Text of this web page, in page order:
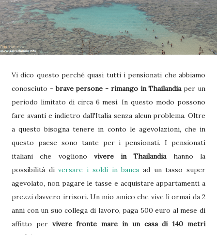
Vi dico questo perché quasi tutti i pensionati che abbiamo
conosciuto -brave persone - rimango in Thailandiaper un
periodo limitato di circa 6 mesi. In questo modo possono
fare avanti e indietro dall'Italia senza alcun problema. Oltre
a questo bisogna tenere in conto le agevolazioni, che in
questo paese sono tante per i pensionati. I pensionati
italiani che vogliono vivere in Thailandiahanno la
possibilità diversare i soldi in banca ad un tasso super
agevolato, non pagare le tasse e acquistare appartamenti a
prezzi davvero irrisori. Un mio amico che vive lì ormai da 2
anni con un suo collega di lavoro, paga 500 euro al mese di
affitto per vivere fronte mare in un casa di 140 metri